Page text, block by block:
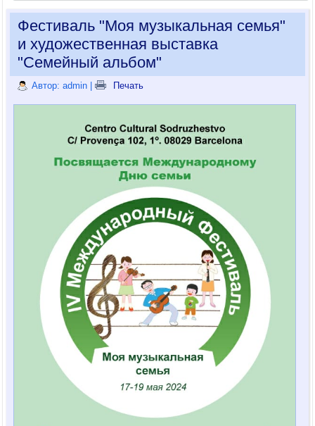
Фестиваль "Моя музыкальная семья"
и художественная выставка
"Семейный альбом"
Автор: admin | Печать